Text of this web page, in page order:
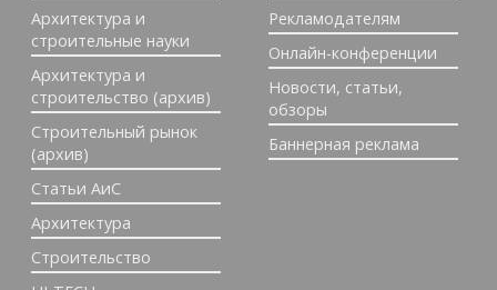
Архитектура и
строительные науки
Архитектура и
строительство (архив)
Строительный рынок
(архив)
Статьи АиС
Архитектура
Строительство
Рекламодателям
Онлайн-конференции
Новости, статьи,
обзоры
Баннерная реклама